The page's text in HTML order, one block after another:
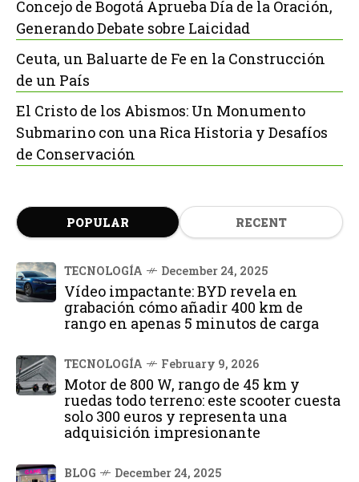
Concejo de Bogotá Aprueba Día de la Oración,
Generando Debate sobre Laicidad
Ceuta, un Baluarte de Fe en la Construcción
de un País
El Cristo de los Abismos: Un Monumento
Submarino con una Rica Historia y Desafíos
de Conservación
POPULAR RECENT
TECNOLOGÍA December 24, 2025
Vídeo impactante: BYD revela en
grabación cómo añadir 400 km de
rango en apenas 5 minutos de carga
TECNOLOGÍA February 9, 2026
Motor de 800 W, rango de 45 km y
ruedas todo terreno: este scooter cuesta
solo 300 euros y representa una
adquisición impresionante
BLOG December 24, 2025